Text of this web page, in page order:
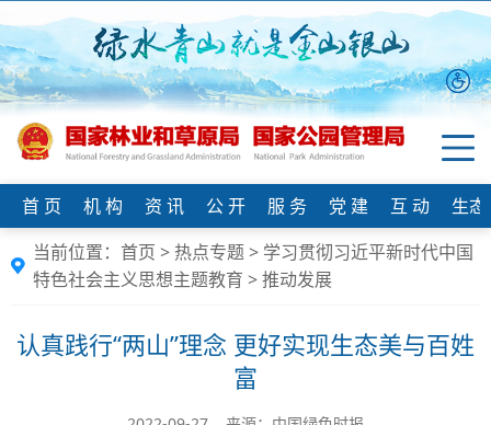
首 页 机 构 资 讯 公 开 服 务 党 建 互 动
生
当前位置： 首页 > 热点专题> 学习贯彻习近平新时代中国
特色社会主义思想主题教育 >推动发展
认真践行“两山”理念 更好实现生态美与百姓
富